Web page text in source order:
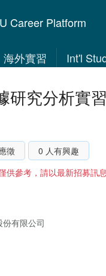
Career Platform
海外實習 Int'l
研究分析實習
徵
0 人有興趣
參考，請以最新招募訊息
有限公司